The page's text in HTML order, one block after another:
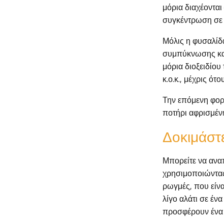
μόρια
συγκέντρωση σε
Μόλις η
συμπύκνωσης
μόρια
κ.ο.κ., μέχρις
Την επόμενη
ποτήρι
Μπορείτε να
ρωγμές, που
λίγο αλάτι σε
προσφέρουν